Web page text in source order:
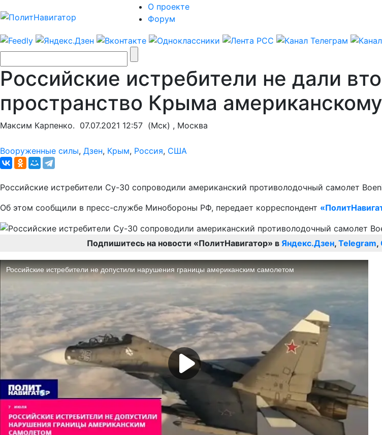
О проекте
Форум
Российские истребители не дали
пространство Крыма
Максим Карпенко. 07.07.2021 12:57 (Мск) , Москва
Вооруженные силы, Дзен, Крым, Россия, США
Российские истребители Су-30 сопроводили американский противолодочный самолет
Об этом сообщили в пресс-службе Минобороны РФ, передает корреспондент
Подпишитесь на новости «ПолитНавигатор» в Яндекс.Дзен, Telegram,